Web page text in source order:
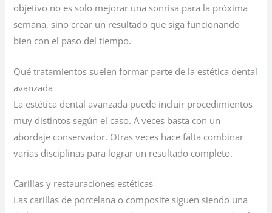
objetivo no es solo mejorar una sonrisa para la próxima
semana, sino crear un resultado que siga funcionando
bien con el paso del tiempo.
Qué tratamientos suelen formar parte de la estética dental
avanzada
La estética dental avanzada puede incluir procedimientos
muy distintos según el caso. A veces basta con un
abordaje conservador. Otras veces hace falta combinar
varias disciplinas para lograr un resultado completo.
Carillas y restauraciones estéticas
Las carillas de porcelana o composite siguen siendo una